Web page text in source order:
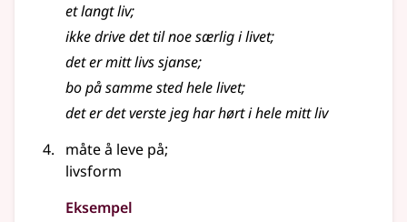
et langtliv;
ikke drive det til noe særlig i livet;
det er mittlivssjanse;
bo på samme sted helelivet;
det er det verste jeg har hørt i hele mittliv
måte å leve på;
livsform
Eksempel